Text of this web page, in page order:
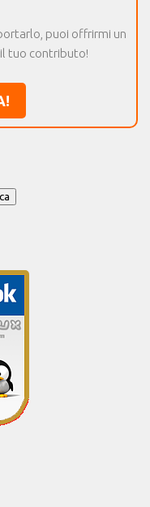
puoi offrirmi un
tuo contributo!